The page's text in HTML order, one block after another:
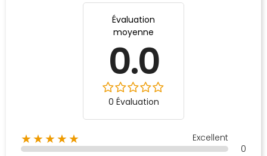
Évaluation
moyenne
0.0
0 Évaluation
★★★★★
Excellent
0